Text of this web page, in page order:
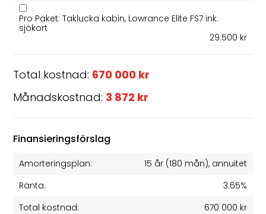
Pro Paket: Taklucka kabin, Lowrance Elite FS7 ink.
sjökort
29.500 kr
Total kostnad: 670 000 kr
Månadskostnad: 3 872 kr
Finansieringsförslag
Amorteringsplan: 15 år(180 mån), annuitet
Ränta:
3.65%
Total kostnad:
670 000 kr